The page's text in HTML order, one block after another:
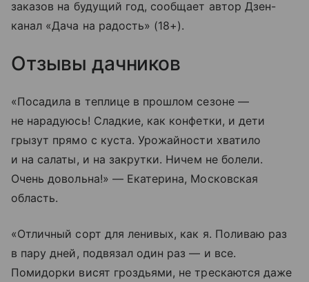
заказов на будущий год, сообщает автор Дзен-
канал «Дача на радость» (18+).
Отзывы дачников
«Посадила в теплице в прошлом сезоне —
не нарадуюсь! Сладкие, как конфетки, и дети
грызут прямо с куста. Урожайности хватило
и на салаты, и на закрутки. Ничем не болели.
Очень довольна!» — Екатерина, Московская
область.
«Отличный сорт для ленивых, как я. Поливаю раз
в пару дней, подвязал один раз — и все.
Помидорки висят гроздьями, не трескаются даже